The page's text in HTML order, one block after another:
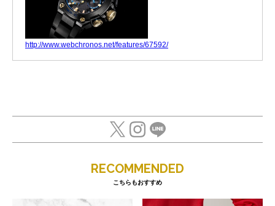
http://www.webchronos.net/features/67592/
RECOMMENDED
こちらもおすすめ